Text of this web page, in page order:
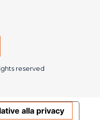
reserved
alla privacy